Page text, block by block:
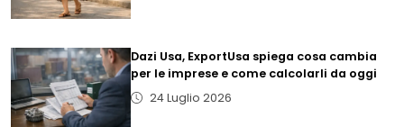
Dazi Usa, ExportUsa spiega cosa cambia
per le imprese e come calcolarli da oggi
24 Luglio 2026